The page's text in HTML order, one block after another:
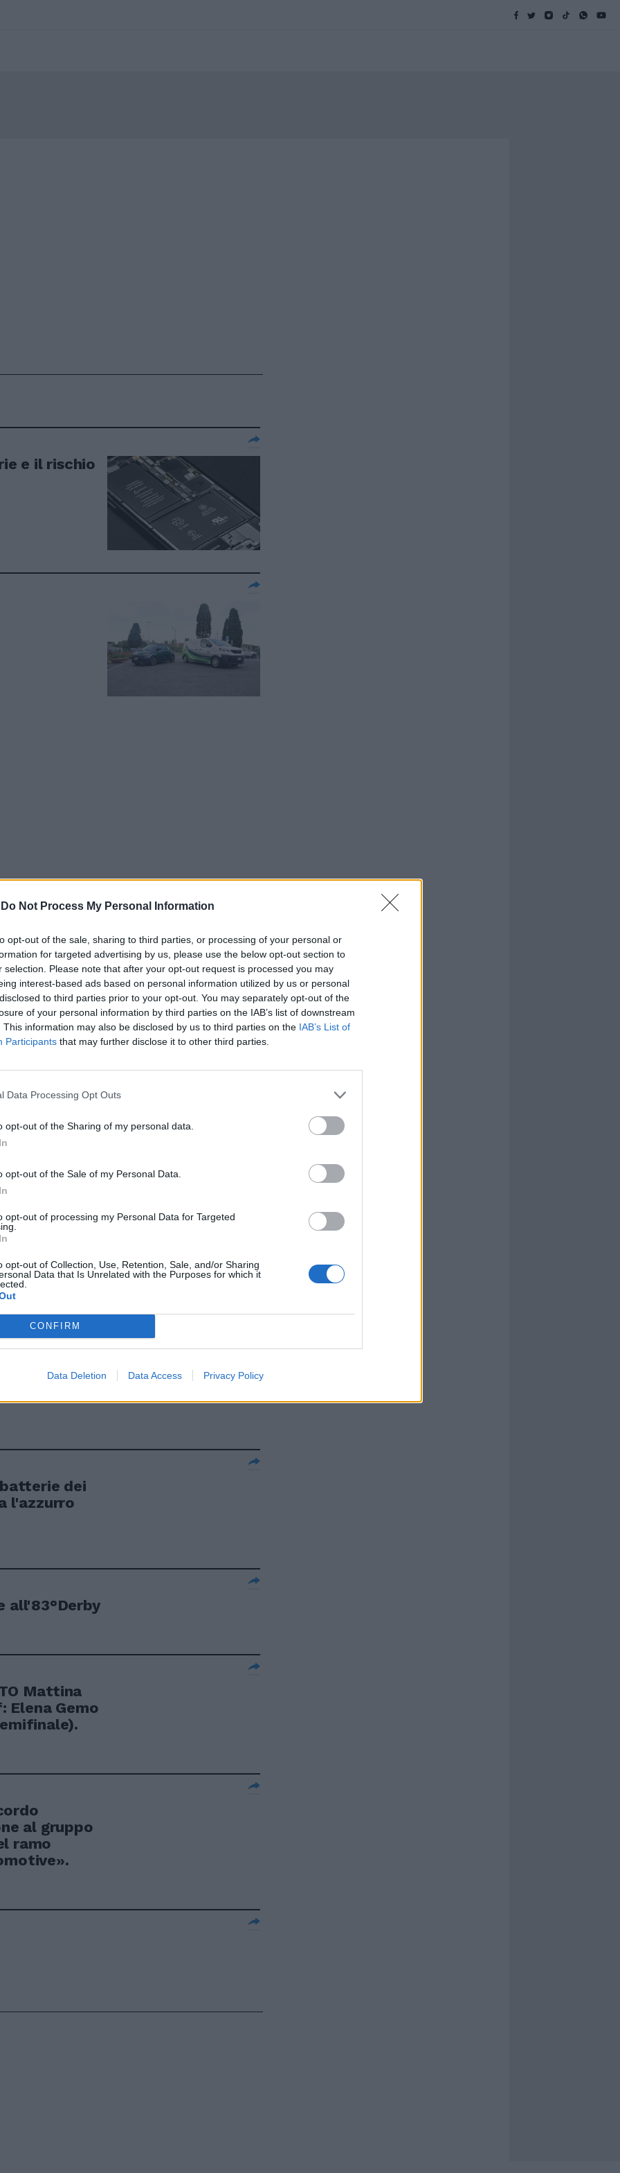
Do Not Process My Personal Information
opt-out of the sale, sharing to third parties, or processing of your personal or
for targeted advertising by us, please use the below opt-out section to
selection. Please note that after your opt-out request is processed you may
interest-based ads based on personal information utilized by us or personal
to third parties prior to your opt-out. You may separately opt-out of the
of your personal information by third parties on the IAB’s list of downstream
This information may also be disclosed by us to third parties on the IAB’s List of
Participants that may further disclose it to other third parties.
Data Processing Opt Outs
opt-out of the Sharing of my personal data.
opt-out of the Sale of my Personal Data.
opt-out of processing my Personal Data for Targeted
opt-out of Collection, Use, Retention, Sale, and/or Sharing
Data that Is Unrelated with the Purposes for which it
CONFIRM
Data Deletion Data Access Privacy Policy
e il rischio
batterie da
per
dai
di
piedi con il
nascosti
in
dei
l'azzurro
all'83°Derby
Mattina
Elena Gemo
al gruppo
ramo